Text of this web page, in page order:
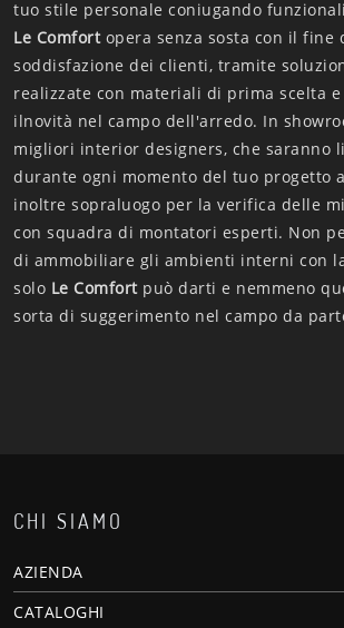
tuo stile personale coniugando
Le Comfortopera senza sosta con il fine
soddisfazione dei clienti, tramite
realizzate con materiali di prima scelta
ilnovità nel campo dell'arredo. In
migliori interior designers, che saranno
durante ogni momento del tuo progetto
inoltre sopraluogo per la verifica delle
con squadra di montatori esperti. Non
di ammobiliare gli ambienti interni con
solo Le Comfortpuò darti e nemmeno
sorta di suggerimento nel campo da
CHI SIAMO
AZIENDA
CATALOGHI